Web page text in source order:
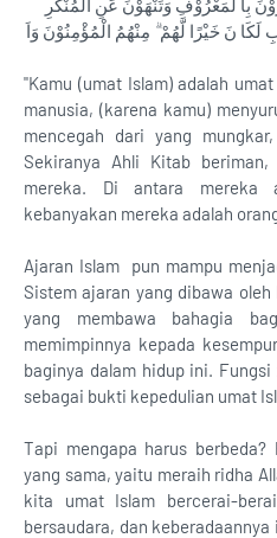
بِا لْمَعْرُوْفِ وَتَنْهَوْنَ عَنِ الْمُنْكَرِ
لَكَا نَ خَيْرًا لَّهُمْ ۗ مِنْهُمُ الْمُؤْمِنُوْنَ وَاَ
"Kamu (umat Islam) adalah
manusia, (karena kamu)
mencegah dari yang
Sekiranya Ahli Kitab
mereka. Di antara mereka
kebanyakan mereka adalah
Ajaran Islam pun mampu
Sistem ajaran yang dibawa oleh
yang membawa bahagia
memimpinnya kepada
baginya dalam hidup ini.
sebagai bukti kepedulian umat
Tapi mengapa harus
yang sama, yaitu meraih ridha
kita umat Islam bercerai-
bersaudara, dan